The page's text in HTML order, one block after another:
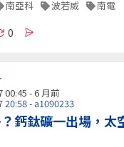
南亞科 波若威 南電
0
00:45 - 6 月前
20:58 - a1090233
鈣鈦礦一出場，太